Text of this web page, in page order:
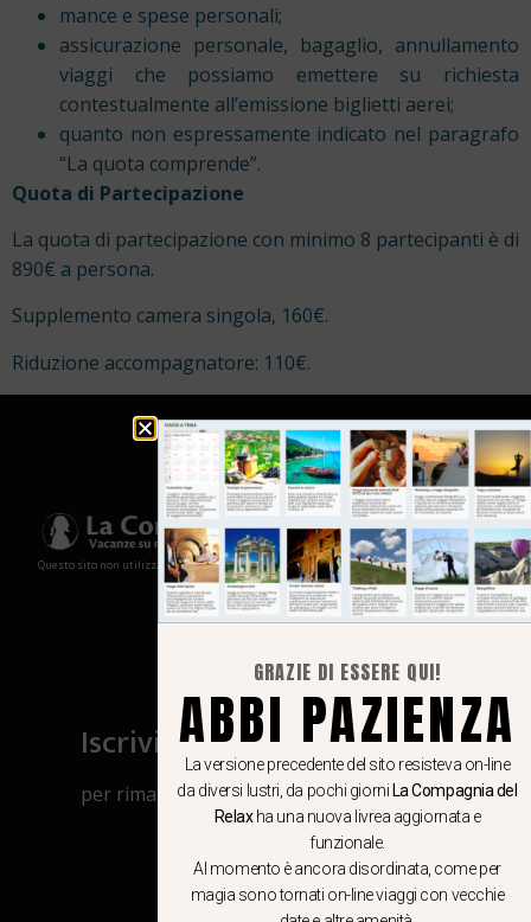
mance e spese personali;
assicurazione personale, bagaglio, annullamento
viaggi che possiamo emettere su richiesta
contestualmente all’emissione biglietti aerei;
quanto non espressamente indicato nel paragrafo
“La quota comprende”.
Quota di Partecipazione
La quota di partecipazione con minimo 8 partecipanti è di
890€ a persona.
Supplemento camera singola, 160€.
Riduzione accompagnatore: 110€.
Questo sito non utilizza cookies e non memorizza in alcun modo le tue informazioni
Iscriviti al canale Whatsapp
per rimanere aggiornato su viaggi, eventi
e notizie!
CLICCA QUI
GRAZIE DI ESSERE QUI!
ABBI PAZIENZA
La versione precedente del sito resisteva on-line
da diversi lustri, da pochi giorni La Compagnia del
Relaxha una nuova livrea aggiornata e
funzionale.
Al momento è ancora disordinata, come per
magia sono tornati on-line viaggi con vecchie